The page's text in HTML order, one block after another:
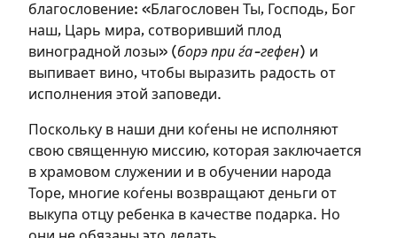
благословение: «Благословен Ты, Господь, Бог
наш, Царь мира, сотворивший плод
виноградной лозы» (борэ при ѓа-гефен) и
выпивает вино, чтобы выразить радость от
исполнения этой заповеди.
Поскольку в наши дни коѓены не исполняют
свою священную миссию, которая заключается
в храмовом служении и в обучении народа
Торе, многие коѓены возвращают деньги от
выкупа отцу ребенка в качестве подарка. Но
Подписаться Войти